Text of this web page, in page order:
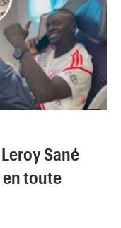
Sané
en toute